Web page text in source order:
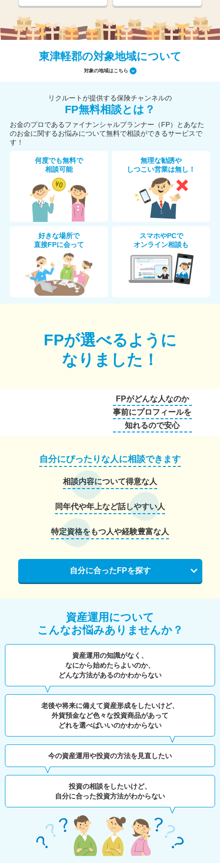
東津軽郡の対象地域について
対象の地域はこちら
リクルートが提供する保険チャンネルの
FP無料相談とは？
お金のプロであるファイナンシャルプランナー（FP）とあなた
のお金に関するお悩みについて無料で相談ができるサービスで
す！
何度でも無料で
相談可能
無理な勧誘や
しつこい営業は無し！
好きな場所で
直接FPに会って
スマホやPCで
オンライン相談も
FPが選べるように
なりました！
FPがどんな人なのか
事前にプロフィールを
知れるので安心
自分にぴったりな人に相談できます
相談内容について得意な人
同年代や年上など話しやすい人
特定資格をもつ人や経験豊富な人
自分に合ったFPを探す
資産運用について
こんなお悩みありませんか？
資産運用の知識がなく、
なにから始めたらよいのか、
どんな方法があるのかわからない
老後や将来に備えて資産形成をしたいけど、
外貨預金など色々な投資商品があって
どれを選べばいいのかわからない
今の資産運用や投資の方法を見直したい
投資の相談をしたいけど、
自分に合った投資方法がわからない